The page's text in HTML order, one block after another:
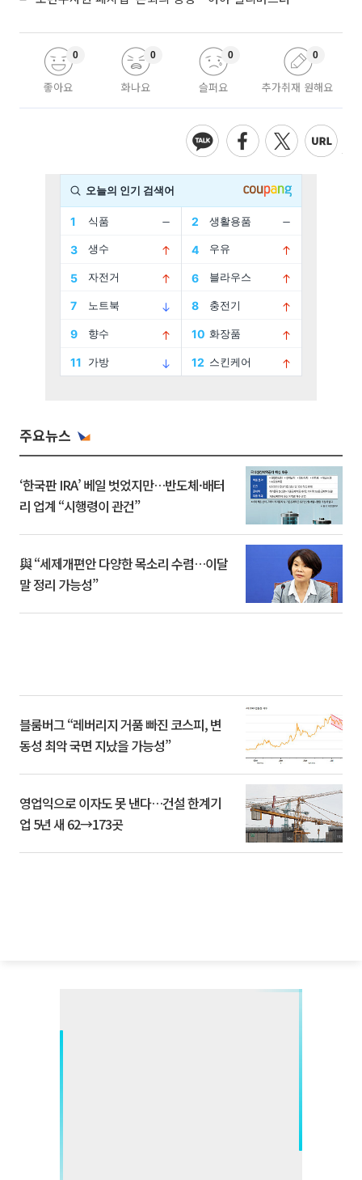
좋아요
0
화나요
0
슬퍼요
0
추가취재 원해요
0
주요뉴스
‘한국판 IRA’ 베일 벗었지만…반도체·배터
리 업계 “시행령이 관건”
與 “세제개편안 다양한 목소리 수렴…이달
말 정리 가능성”
블룸버그 “레버리지 거품 빠진 코스피, 변
동성 최악 국면 지났을 가능성”
영업익으로 이자도 못 낸다…건설 한계기
업 5년 새 62→173곳